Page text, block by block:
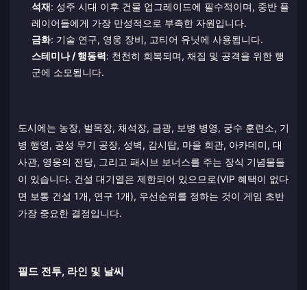
석재: 성주 시대 이후 건물 업그레이드에 필수적이며, 중반 플
레이어들에게 가장 만성적으로 부족한 자원입니다.
금화: 기술 연구, 영웅 장비, 고티어 유닛에 사용됩니다.
스테미나 / 행동력: 천천히 회복되며, 채집 및 공격을 위한 행
군에 소모됩니다.
도시에는 농장, 벌목장, 채석장, 금광, 보병 병영, 궁수 훈련소, 기
병 행영, 공성 무기 공장, 성벽, 감시탑, 마을 회관, 아카데미, 대
사관, 영웅의 전당, 그리고 패시브 보너스를 주는 장식 기념물들
이 있습니다. 건설 대기열은 제한되어 있으므로(VIP 혜택이 없다
면 보통 건설 1개, 연구 1개), 우선순위를 정하는 것이 게임 초반
가장 중요한 결정입니다.
필드 전투, 라인 및 날씨